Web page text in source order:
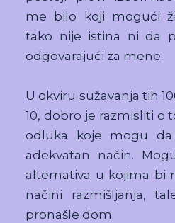
me bilo koji mogući
tako nije istina ni da
odgovarajući za mene.
U okviru sužavanja tih
10, dobro je razmisliti o
odluka koje mogu
adekvatan način.
alternativa u kojima bi
načini razmišljanja,
pronašle dom.